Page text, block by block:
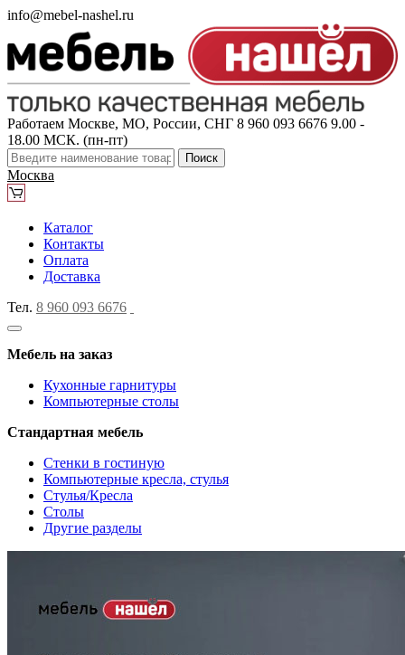
info@mebel-nashel.ru
Работаем Москве, МО, России, СНГ 8 960 093 6676 9.00 -
18.00 МСК. (пн-пт)
Поиск
Москва
Каталог
Контакты
Оплата
Доставка
Тел. 8 960 093 6676
Мебель на заказ
Кухонные гарнитуры
Компьютерные столы
Стандартная мебель
Стенки в гостиную
Компьютерные кресла, стулья
Стулья/Кресла
Столы
Другие разделы